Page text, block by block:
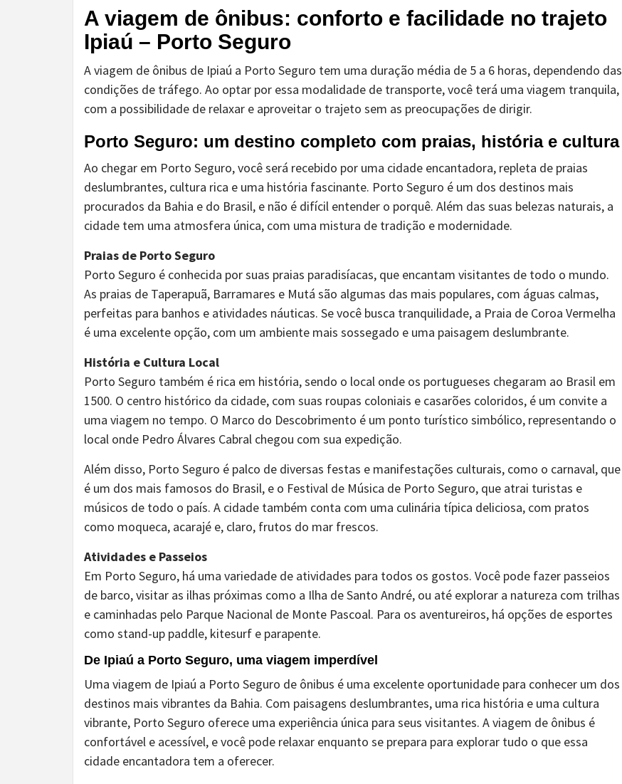
A viagem de ônibus: conforto e facilidade no trajeto
Ipiaú – Porto Seguro
A viagem de ônibus de Ipiaú a Porto Seguro tem uma duração média de 5 a 6 horas, dependendo das
condições de tráfego. Ao optar por essa modalidade de transporte, você terá uma viagem tranquila,
com a possibilidade de relaxar e aproveitar o trajeto sem as preocupações de dirigir.
Porto Seguro: um destino completo com praias, história e cultura
Ao chegar em Porto Seguro, você será recebido por uma cidade encantadora, repleta de praias
deslumbrantes, cultura rica e uma história fascinante. Porto Seguro é um dos destinos mais
procurados da Bahia e do Brasil, e não é difícil entender o porquê. Além das suas belezas naturais, a
cidade tem uma atmosfera única, com uma mistura de tradição e modernidade.
Praias de Porto Seguro
Porto Seguro é conhecida por suas praias paradisíacas, que encantam visitantes de todo o mundo.
As praias de Taperapuã, Barramares e Mutá são algumas das mais populares, com águas calmas,
perfeitas para banhos e atividades náuticas. Se você busca tranquilidade, a Praia de Coroa Vermelha
é uma excelente opção, com um ambiente mais sossegado e uma paisagem deslumbrante.
História e Cultura Local
Porto Seguro também é rica em história, sendo o local onde os portugueses chegaram ao Brasil em
1500. O centro histórico da cidade, com suas roupas coloniais e casarões coloridos, é um convite a
uma viagem no tempo. O Marco do Descobrimento é um ponto turístico simbólico, representando o
local onde Pedro Álvares Cabral chegou com sua expedição.
Além disso, Porto Seguro é palco de diversas festas e manifestações culturais, como o carnaval, que
é um dos mais famosos do Brasil, e o Festival de Música de Porto Seguro, que atrai turistas e
músicos de todo o país. A cidade também conta com uma culinária típica deliciosa, com pratos
como moqueca, acarajé e, claro, frutos do mar frescos.
Atividades e Passeios
Em Porto Seguro, há uma variedade de atividades para todos os gostos. Você pode fazer passeios
de barco, visitar as ilhas próximas como a Ilha de Santo André, ou até explorar a natureza com trilhas
e caminhadas pelo Parque Nacional de Monte Pascoal. Para os aventureiros, há opções de esportes
como stand-up paddle, kitesurf e parapente.
De Ipiaú a Porto Seguro, uma viagem imperdível
Uma viagem de Ipiaú a Porto Seguro de ônibus é uma excelente oportunidade para conhecer um dos
destinos mais vibrantes da Bahia. Com paisagens deslumbrantes, uma rica história e uma cultura
vibrante, Porto Seguro oferece uma experiência única para seus visitantes. A viagem de ônibus é
confortável e acessível, e você pode relaxar enquanto se prepara para explorar tudo o que essa
cidade encantadora tem a oferecer.